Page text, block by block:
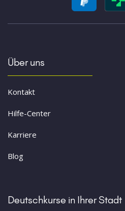
Über uns
Kontakt
Hilfe-Center
Karriere
Blog
Deutschkurse in Ihrer Stadt